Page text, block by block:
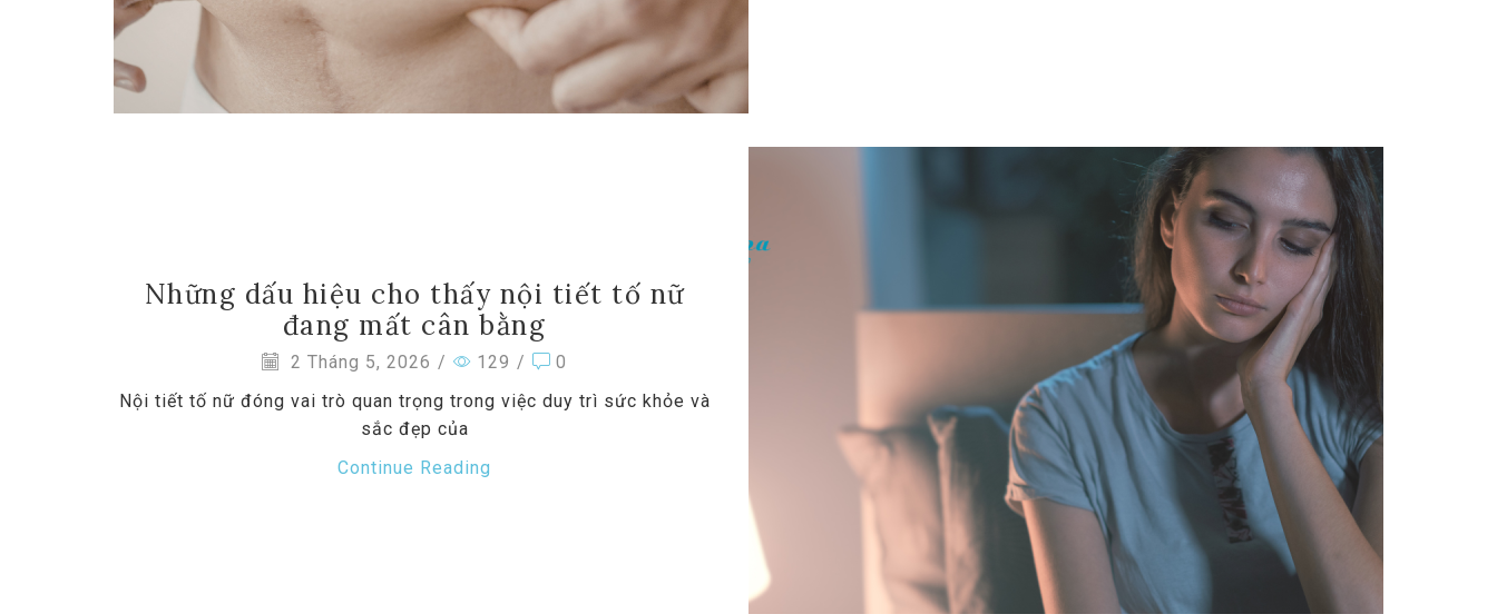
Những dấu hiệu cho thấy nội tiết tố nữ
đang mất cân bằng
2 Tháng 5, 2026 / 129 /
0
Nội tiết tố nữ đóng vai trò quan trọng trong việc duy trì sức khỏe và
sắc đẹp của
Continue Reading